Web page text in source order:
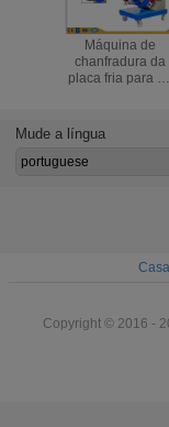
Máquina de
chanfradura da
placa fria para 6 -
placa de aço V/Y
Mude a língua
Casa
Copyright © 2016 -